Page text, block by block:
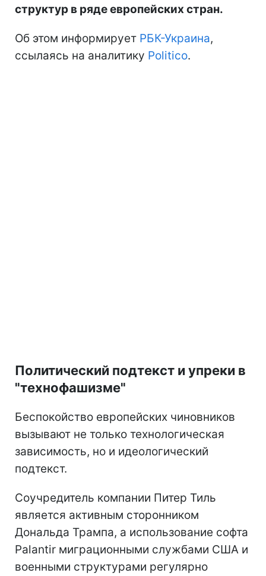
структур в ряде европейских стран.
Об этом информирует РБК-Украина,
ссылаясь на аналитику Politico.
Политический подтекст и упреки в
"технофашизме"
Беспокойство европейских чиновников
вызывают не только технологическая
зависимость, но и идеологический
подтекст.
Соучредитель компании Питер Тиль
является активным сторонником
Дональда Трампа, а использование софта
Palantir миграционными службами США и
военными структурами регулярно